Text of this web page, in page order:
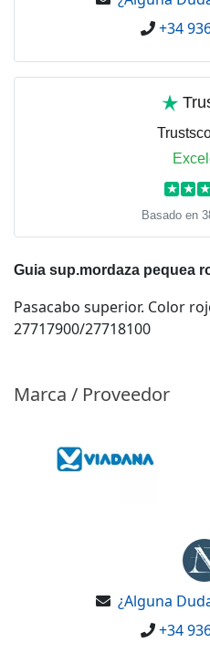
+34
★ ★ ★
Basado en
Guia sup.mordaza pequea
Pasacabo superior. Color
27717900/27718100
Marca / Proveedor
¿Alguna
+34